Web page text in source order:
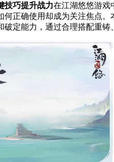
技巧提升战力在江湖悠悠游戏
正确使用却成为关注焦点
定能力，通过合理搭配重铸